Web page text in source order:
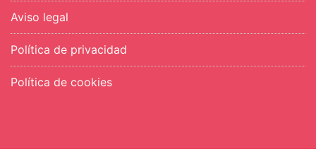
Aviso legal
Política de privacidad
Política de cookies